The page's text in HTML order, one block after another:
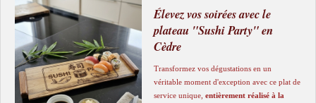
Élevez vos soirées avec le
plateau "Sushi Party" en
Cèdre
​Transformez vos dégustations en un
véritable moment d'exception avec ce plat de
service unique, entièrement réalisé à la